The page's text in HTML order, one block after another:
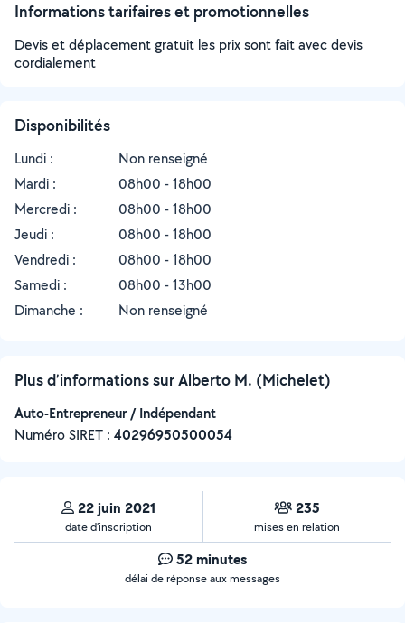
Informations tarifaires et promotionnelles
Devis et déplacement gratuit les prix sont fait avec devis
cordialement
Disponibilités
Lundi :
Non renseigné
Mardi :
08h00 - 18h00
Mercredi :
08h00 - 18h00
Jeudi :
08h00 - 18h00
Vendredi :
08h00 - 18h00
Samedi :
08h00 - 13h00
Dimanche :
Non renseigné
Plus d’informations sur Alberto M. (Michelet)
Auto-Entrepreneur / Indépendant
Numéro SIRET : ‍40296950500054
22 juin 2021
date d’inscription
235
mises en relation
52 minutes
délai de réponse aux messages